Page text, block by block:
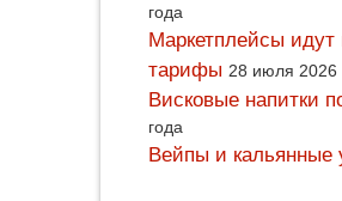
года
Маркетплейсы идут
тарифы 28 июля 2026
Висковые напитки
года
Вейпы и кальянные